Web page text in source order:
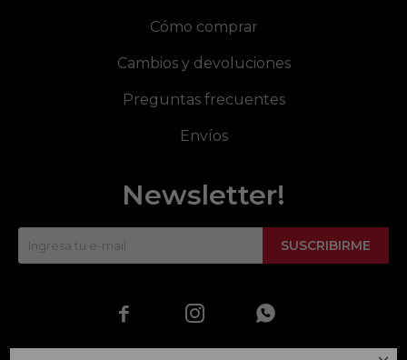
Cómo comprar
Cambios y devoluciones
Preguntas frecuentes
Envíos
Newsletter!
SUSCRIBIRME
  